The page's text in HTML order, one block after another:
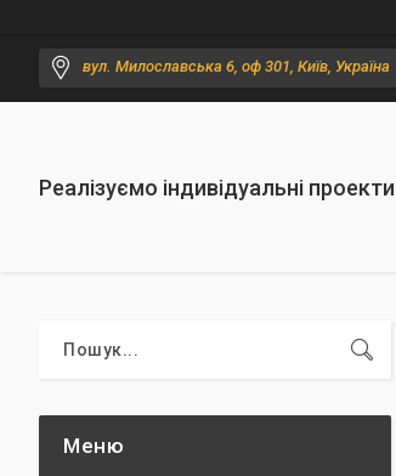
вул. Милославська 6, оф 301, Київ, Україна
Реалізуємо індивідуальні